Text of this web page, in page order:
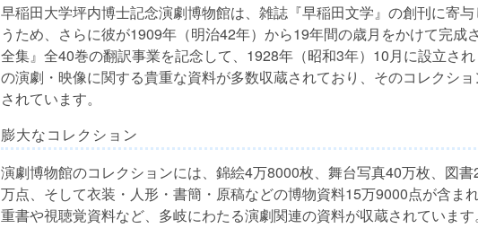
早稲田大学坪内博士記念演劇博物館は、雑誌『早稲田文学』の創刊に寄
うため、さらに彼が1909年（明治42年）から19年間の歳月をかけて完成
全集』全40巻の翻訳事業を記念して、1928年（昭和3年）10月に設立さ
の演劇・映像に関する貴重な資料が多数収蔵されており、そのコレクシ
されています。
膨大なコレクション
演劇博物館のコレクションには、錦絵4万8000枚、舞台写真40万枚、図
万点、そして衣装・人形・書簡・原稿などの博物資料15万9000点が含ま
重書や視聴覚資料など、多岐にわたる演劇関連の資料が収蔵されています。